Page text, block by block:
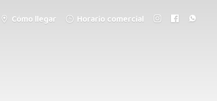
Cómo llegar Horario comercial